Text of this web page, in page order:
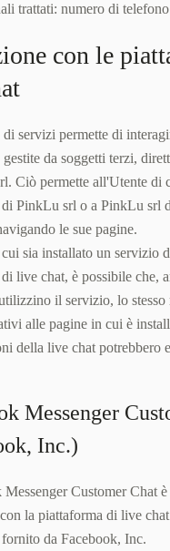
trattati: numero di
con le
servizi permette di
da soggetti terzi,
Ciò permette all'Utente di
PinkLu srl o a PinkLu srl
le sue pagine.
sia installato un servizio
live chat, è possibile che,
il servizio, lo stesso
alle pagine in cui è
della live chat potrebbero
Messenger
Inc.)
Customer Chat
la piattaforma di live
fornito da Facebook, Inc.